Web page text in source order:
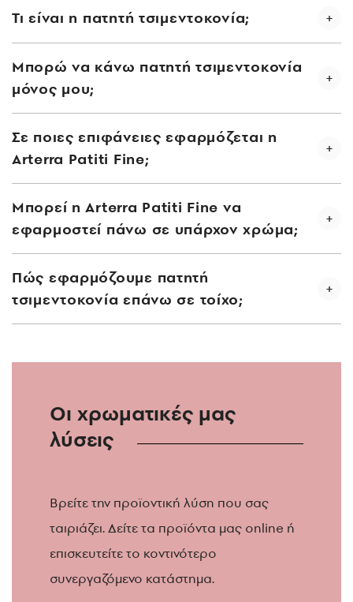
Τι είναι η πατητή τσιμεντοκονία;
Μπορώ να κάνω πατητή τσιμεντοκονία
μόνος μου;
Σε ποιες επιφάνειες εφαρμόζεται η
Arterra Patiti Fine;
Μπορεί η Arterra Patiti Fine να
εφαρμοστεί πάνω σε υπάρχον χρώμα;
Πώς εφαρμόζουμε πατητή
τσιμεντοκονία επάνω σε τοίχο;
Οι χρωματικές μας
λύσεις
Βρείτε την προϊοντική λύση που σας
ταιριάζει. Δείτε τα προϊόντα μας online ή
επισκευτείτε το κοντινότερο
συνεργαζόμενο κατάστημα.